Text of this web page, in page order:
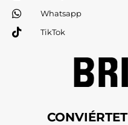
Whatsapp
TikTok